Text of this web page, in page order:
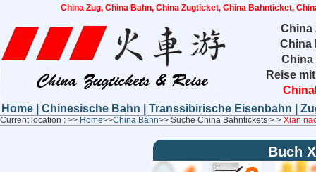
China Zug, China Bahn, China Zugticket, China Bahnticket,
China
China
China
Reise
Home
Chinesische Bahn Transsibirische Eisenbahn
Current location : >> Home>>China Bahn>> Suche China Bahntickets > > Xian
Buch